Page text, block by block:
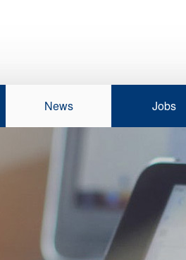
News Jobs